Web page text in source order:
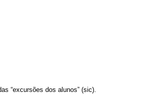
“excursões dos alunos” (sic).